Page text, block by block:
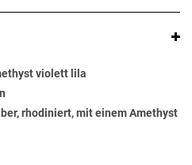
violett lila
rhodiniert, mit einem Amethyst